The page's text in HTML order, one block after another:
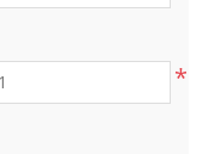
*